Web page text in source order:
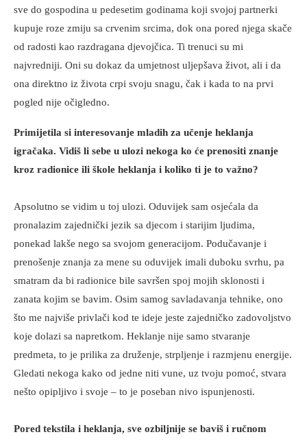
sve do gospodina u pedesetim godinama koji svojoj partnerki
kupuje roze zmiju sa crvenim srcima, dok ona pored njega skače
od radosti kao razdragana djevojčica. Ti trenuci su mi
najvredniji. Oni su dokaz da umjetnost uljepšava život, ali i da
ona direktno iz života crpi svoju snagu, čak i kada to na prvi
pogled nije očigledno.
Primijetila si interesovanje mladih za učenje heklanja
igračaka. Vidiš li sebe u ulozi nekoga ko će prenositi znanje
kroz radionice ili škole heklanja i koliko ti je to važno?
Apsolutno se vidim u toj ulozi. Oduvijek sam osjećala da
pronalazim zajednički jezik sa djecom i starijim ljudima,
ponekad lakše nego sa svojom generacijom. Podučavanje i
prenošenje znanja za mene su oduvijek imali duboku svrhu, pa
smatram da bi radionice bile savršen spoj mojih sklonosti i
zanata kojim se bavim. Osim samog savladavanja tehnike, ono
što me najviše privlači kod te ideje jeste zajedničko zadovoljstvo
koje dolazi sa napretkom. Heklanje nije samo stvaranje
predmeta, to je prilika za druženje, strpljenje i razmjenu energije.
Gledati nekoga kako od jedne niti vune, uz tvoju pomoć, stvara
nešto opipljivo i svoje – to je poseban nivo ispunjenosti.
Pored tekstila i heklanja, sve ozbiljnije se baviš i ručnom